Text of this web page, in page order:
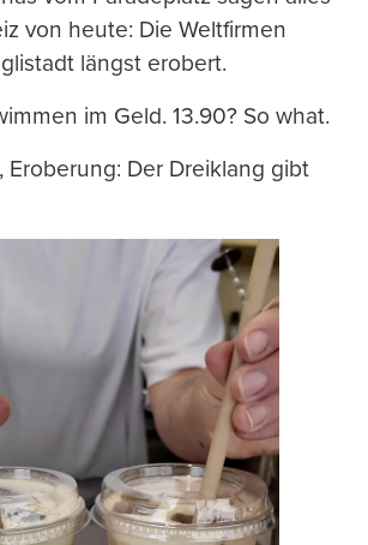
von heute: Die Weltfirmen
längst erobert.
im Geld. 13.90? So what.
Eroberung: Der Dreiklang gibt